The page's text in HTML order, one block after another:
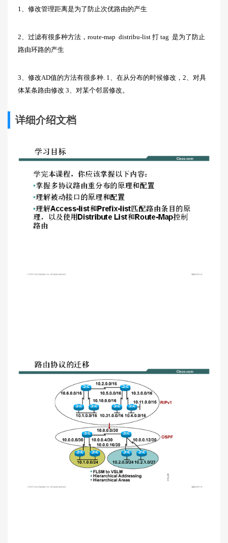
1、修改管理距离是为了防止次优路由的产生
2、过滤有很多种方法，route-map distribu-list 打 tag 是为了防止
路由环路的产生
3、修改AD值的方法有很多种. 1、在从分布的时候修改，2、对具
体某条路由修改 3、对某个邻居修改。
详细介绍文档